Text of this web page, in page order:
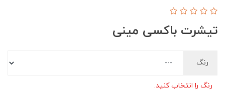
تیشرت باکسی مینی
رنگ
رنگ را انتخاب کنید.